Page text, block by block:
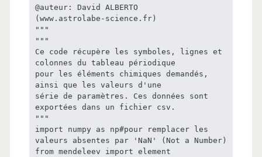
@auteur: David ALBERTO
(www.astrolabe-science.fr)
"""
"""
Ce code récupère les symboles, lignes et
colonnes du tableau périodique
pour les éléments chimiques demandés,
ainsi que les valeurs d'une
série de paramètres. Ces données sont
exportées dans un fichier csv.
"""
import numpy as np#pour remplacer les
valeurs absentes par 'NaN' (Not a Number)
from mendeleev import element